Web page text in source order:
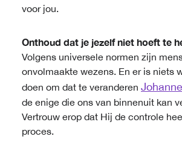
voor jou.
Onthoud dat je jezelf niet hoeft te
Volgens universele normen zijn
onvolmaakte wezens. En er is niets
doen om dat te veranderen
de enige die ons van binnenuit kan
Vertrouw erop dat Hij de controle
proces.